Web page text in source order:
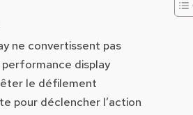
ne convertissent pas
display
le défilement
pour déclencher l’action